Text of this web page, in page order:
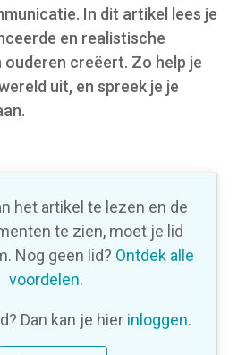
In dit artikel lees je
en realistische
ouderen creëert. Zo help je
uit, en spreek je je
het artikel te lezen en de
te zien, moet je lid
Nog geen lid? Ontdek alle
voordelen.
Dan kan je hier inloggen.